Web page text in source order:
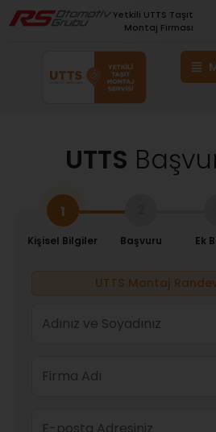
Yetkili UTTS Taşıt
Montaj Firması
UTTS
1
Kişisel Bilgiler Başvuru Ek
UTTS Montaj